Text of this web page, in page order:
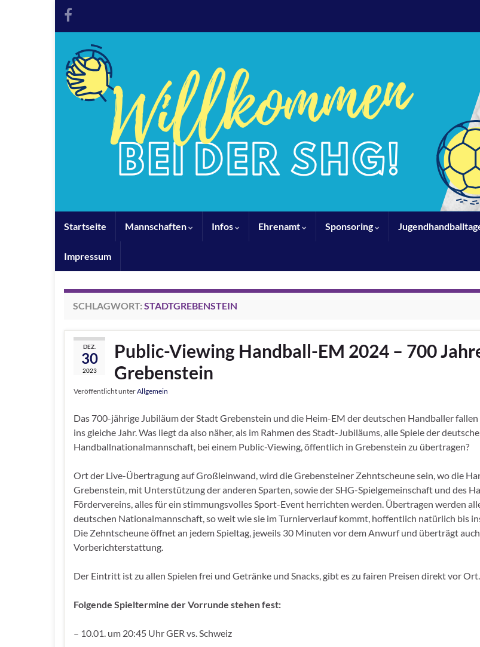
Startseite Mannschaften Infos Ehrenamt Sponsoring
Impressum
SCHLAGWORT: STADTGREBENSTEIN
DEZ.
30
2023
Public-Viewing Handball-EM 2024 – 700
Grebenstein
Veröffentlicht unterAllgemein
Das 700-jährige Jubiläum der Stadt Grebenstein und die Heim-EM der deutschen Handballer
ins gleiche Jahr. Was liegt da also näher, als im Rahmen des Stadt-Jubiläums, alle Spiele der
Handballnationalmannschaft, bei einem Public-Viewing, öffentlich in Grebenstein zu übertragen?
Ort der Live-Übertragung auf Großleinwand, wird die Grebensteiner Zehntscheune sein, wo die
Grebenstein, mit Unterstützung der anderen Sparten, sowie der SHG-Spielgemeinschaft und des
Fördervereins, alles für ein stimmungsvolles Sport-Event herrichten werden. Übertragen werden
deutschen Nationalmannschaft, so weit wie sie im Turnierverlauf kommt, hoffentlich natürlich bis
Die Zehntscheune öffnet an jedem Spieltag, jeweils 30 Minuten vor dem Anwurf und überträgt
Vorberichterstattung.
Der Eintritt ist zu allen Spielen frei und Getränke und Snacks, gibt es zu fairen Preisen direkt vor Ort.
Folgende Spieltermine der Vorrunde stehen fest:
– 10.01. um 20:45 Uhr GER vs. Schweiz